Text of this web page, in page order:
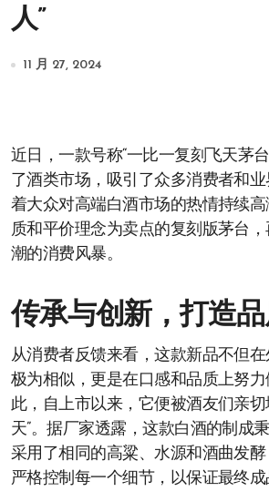
人”
11 月 27, 2024
近日，一款号称“一比一复刻飞天茅
了酒类市场，吸引了众多消费者和
着大众对高端白酒市场的热情持续
质和平价理念为卖点的复刻版茅台
潮的消费风暴。
传承与创新，打造
从消费者反馈来看，这款新品不但
极为相似，更是在口感和品质上努
此，自上市以来，它便被酒友们亲切
天”。据厂家透露，这款白酒的制成
采用了相同的高粱、水源和酒曲发
严格控制每一个细节，以保证最终成